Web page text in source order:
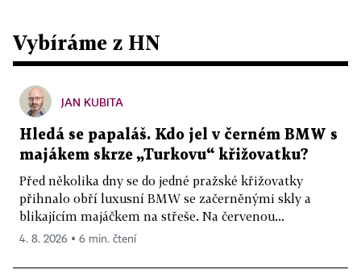
Vybíráme z HN
JAN KUBITA
Hledá se papaláš. Kdo jel v černém BMW s
majákem skrze „Turkovu“ křižovatku?
Před několika dny se do jedné pražské křižovatky
přihnalo obří luxusní BMW se začerněnými skly a
blikajícím majáčkem na střeše. Na červenou...
4. 8. 2026 ▪ 6 min. čtení